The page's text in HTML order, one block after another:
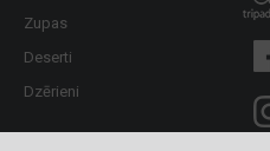
Zupas
Deserti
Dzērieni